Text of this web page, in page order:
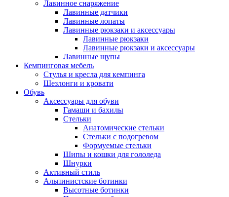
Лавинное снаряжение
Лавинные датчики
Лавинные лопаты
Лавинные рюкзаки и аксессуары
Лавинные рюкзаки
Лавинные рюкзаки и аксессуары
Лавинные щупы
Кемпинговая мебель
Стулья и кресла для кемпинга
Шезлонги и кровати
Обувь
Аксессуары для обуви
Гамаши и бахилы
Стельки
Анатомические стельки
Стельки с подогревом
Формуемые стельки
Шипы и кошки для гололеда
Шнурки
Активный стиль
Альпинистские ботинки
Высотные ботинки